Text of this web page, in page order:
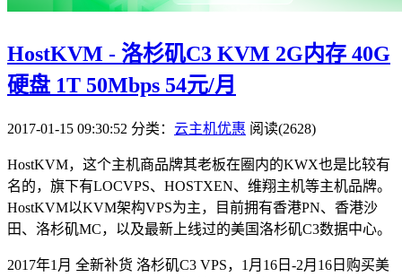
HostKVM - 洛杉矶C3 KVM 2G内存 40G
硬盘 1T 50Mbps 54元/月
2017-01-15 09:30:52 分类： 云主机优惠 阅读(2628)
HostKVM，这个主机商品牌其老板在圈内的KWX也是比较有
名的，旗下有LOCVPS、HOSTXEN、维翔主机等主机品牌。
HostKVM以KVM架构VPS为主，目前拥有香港PN、香港沙
田、洛杉矶MC，以及最新上线过的美国洛杉矶C3数据中心。
2017年1月 全新补货 洛杉矶C3 VPS，1月16日-2月16日购买美